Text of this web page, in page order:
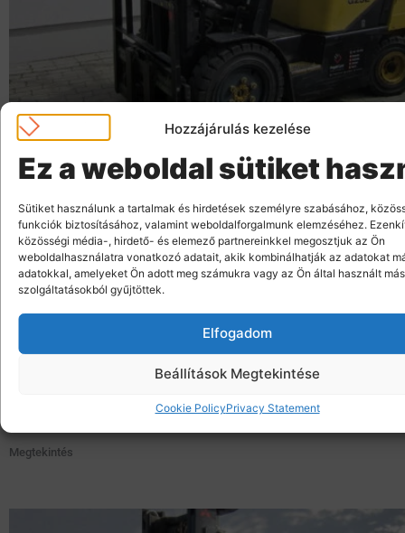
Hozzájárulás kezelése
Ez a weboldal sütiket
Sütiket használunk a tartalmak és hirdetések személyre szabásához,
funkciók biztosításához, valamint weboldalforgalmunk elemzéséhez.
közösségi média-, hirdető- és elemező partnereinkkel megosztjuk az Ön
weboldalhasználatra vonatkozó adatait, akik kombinálhatják az adatokat
adatokkal, amelyeket Ön adott meg számukra vagy az Ön által használt más
szolgáltatásokból gyűjtöttek.
Elfogadom
Beállítások Megtekintése
Cookie PolicyPrivacy Statement
DAEWOO G25E-3
Ár: 3.490.000 Ft + Áfa
Megtekintés